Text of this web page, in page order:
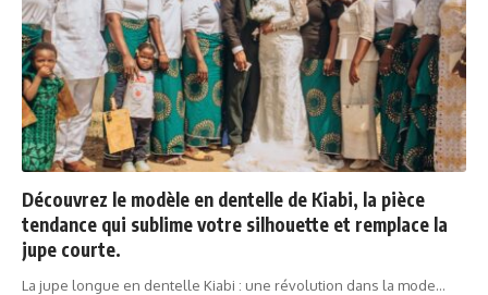
Découvrez le modèle en dentelle de Kiabi, la pièce
tendance qui sublime votre silhouette et remplace la
jupe courte.
La jupe longue en dentelle Kiabi : une révolution dans la mode…